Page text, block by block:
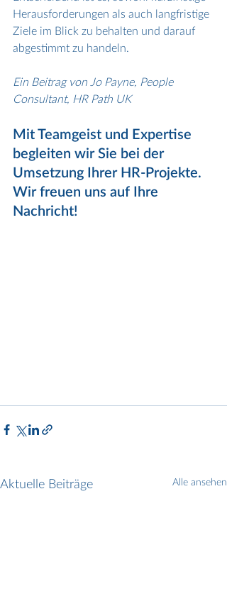
Herausforderungen als auch langfristige
Ziele im Blick zu behalten und darauf
abgestimmt zu handeln.
Ein Beitrag von Jo Payne, People
Consultant, HR Path UK
Mit Teamgeist und Expertise
begleiten wir Sie bei der
Umsetzung Ihrer HR-Projekte.
Wir freuen uns auf Ihre
Nachricht!
Aktuelle Beiträge Alle ansehen